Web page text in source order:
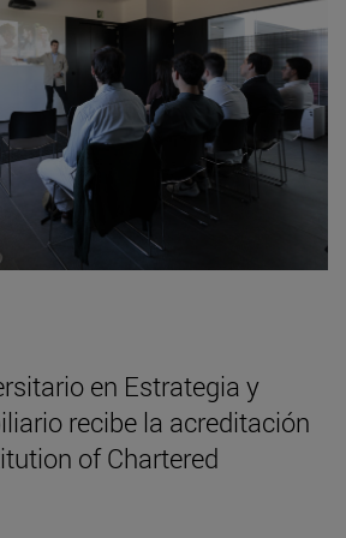
en Estrategia y
recibe la acreditación
of Chartered